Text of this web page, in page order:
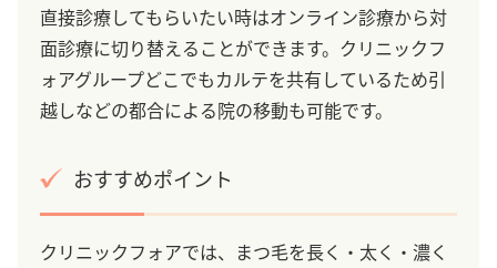
直接診療してもらいたい時はオンライン診療から対
面診療に切り替えることができます。クリニックフ
ォアグループどこでもカルテを共有しているため引
越しなどの都合による院の移動も可能です。
おすすめポイント
クリニックフォアでは、まつ毛を長く・太く・濃く